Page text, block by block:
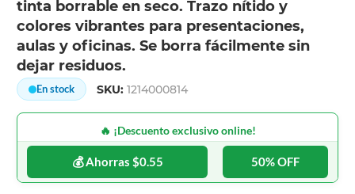
tinta borrable en seco. Trazo nítido y
colores vibrantes para presentaciones,
aulas y oficinas. Se borra fácilmente sin
dejar residuos.
En stock SKU:1214000814
🔥 ¡Descuento exclusivo online!
💰 Ahorras $0.55 50% OFF